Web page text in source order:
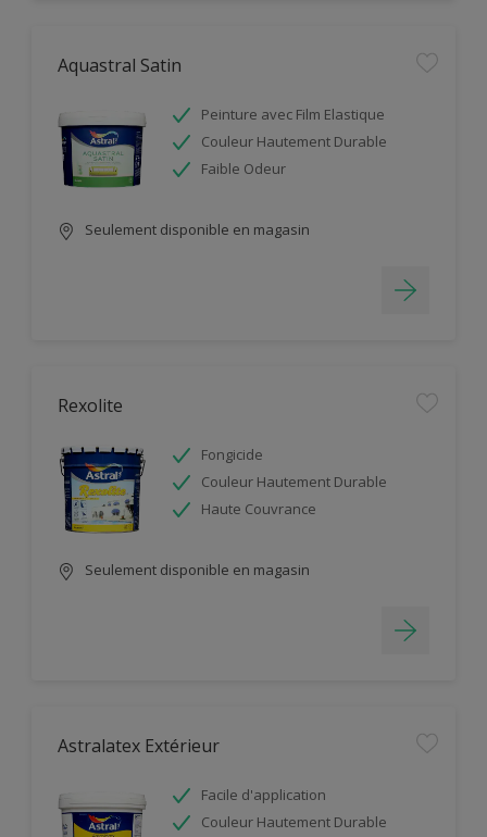
Aquastral Satin
Peinture avec Film Elastique
Couleur Hautement Durable
Faible Odeur
Seulement disponible en magasin
Rexolite
Fongicide
Couleur Hautement Durable
Haute Couvrance
Seulement disponible en magasin
Astralatex Extérieur
Facile d'application
Couleur Hautement Durable